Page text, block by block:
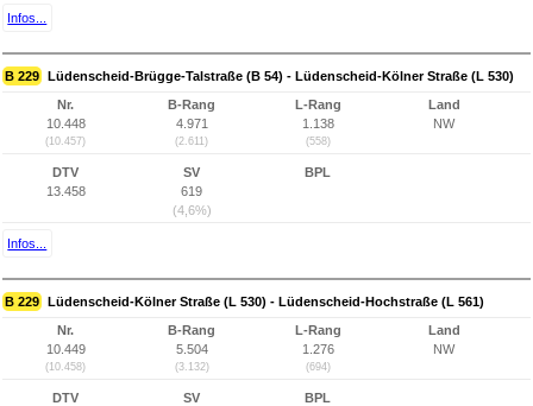
Infos...
B 229 Lüdenscheid-Brügge-Talstraße (B 54) - Lüdenscheid-Kölner Straße (L 530)
Nr.
10.448
(10.457)
B-Rang
4.971
(2.611)
L-Rang
1.138
(558)
Land
NW
DTV
13.458
SV
619
(4,6%)
BPL
Infos...
B 229 Lüdenscheid-Kölner Straße (L 530) - Lüdenscheid-Hochstraße (L 561)
Nr.
10.449
(10.458)
B-Rang
5.504
(3.132)
L-Rang
1.276
(694)
Land
NW
DTV
SV
BPL